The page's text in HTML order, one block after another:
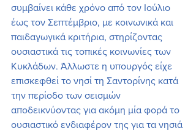
συμβαίνει κάθε χρόνο από τον Ιούλιο
έως τον Σεπτέμβριο, με κοινωνικά και
παιδαγωγικά κριτήρια, στηρίζοντας
ουσιαστικά τις τοπικές κοινωνίες των
Κυκλάδων. Άλλωστε η υπουργός είχε
επισκεφθεί το νησί τη Σαντορίνης κατά
την περίοδο των σεισμών
αποδεικνύοντας για ακόμη μία φορά το
ουσιαστικό ενδιαφέρον της για τα νησιά